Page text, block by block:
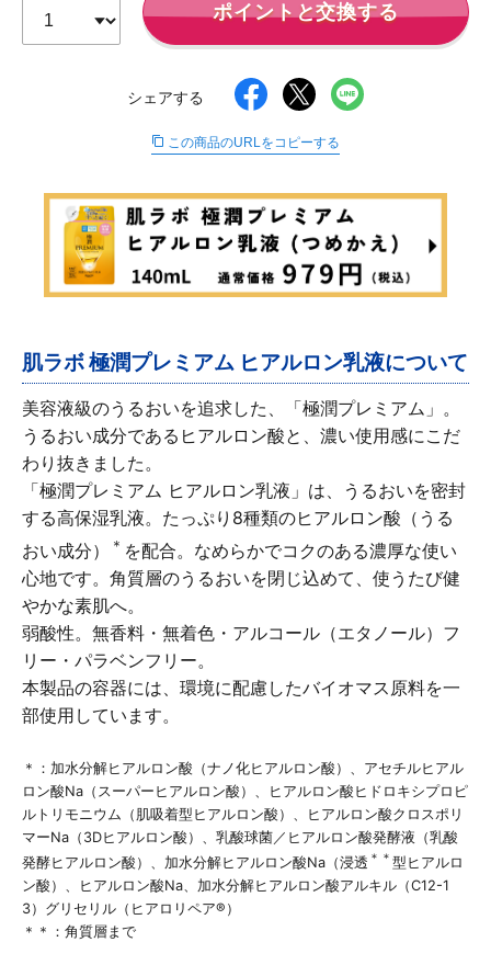
∟ 美容サプリメント
美容・スキンケア
∟ メイク
∟ 美容サプリメント
その他
お悩み・用途から探す
ブランドから探す
キャンペーンから探す
おトクなロート定期便
ポイントを貯める(美容情報・健康情報・読み物)
スタッフのお気に入り
ロート製薬の想い
お問い合わせ
ご利用ガイド
医薬品の販売に関する表示
特定商取引に関する法律に基づく表記
ご利用環境
ポイントと交換する
シェアする
この商品のURLをコピーする
肌ラボ 極潤プレミアム ヒアルロン乳液について
美容液級のうるおいを追求した、「極潤プレミアム」。
うるおい成分であるヒアルロン酸と、濃い使用感にこだ
わり抜きました。
「極潤プレミアム ヒアルロン乳液」は、うるおいを密封
する高保湿乳液。たっぷり8種類のヒアルロン酸（うる
おい成分）
＊ を配合。なめらかでコクのある濃厚な使い
心地です。角質層のうるおいを閉じ込めて、使うたび健
やかな素肌へ。
弱酸性。無香料・無着色・アルコール（エタノール）フ
リー・パラベンフリー。
本製品の容器には、環境に配慮したバイオマス原料を一
部使用しています。
＊：加水分解ヒアルロン酸（ナノ化ヒアルロン酸）、アセチルヒアル
ロン酸Na（スーパーヒアルロン酸）、ヒアルロン酸ヒドロキシプロピ
ルトリモニウム（肌吸着型ヒアルロン酸）、ヒアルロン酸クロスポリ
マーNa（3Dヒアルロン酸）、乳酸球菌／ヒアルロン酸発酵液（乳酸
発酵ヒアルロン酸）、加水分解ヒアルロン酸Na（浸透 ＊＊ 型ヒアルロ
ン酸）、ヒアルロン酸Na、加水分解ヒアルロン酸アルキル（C12-1
3）グリセリル（ヒアロリペア®）
＊＊：角質層まで